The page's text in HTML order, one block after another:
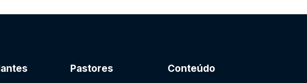
Pastores Conteúdo